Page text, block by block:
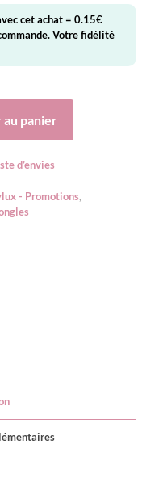
cet achat = 0.15€
Votre fidélité
panier
d’envies
- Promotions,